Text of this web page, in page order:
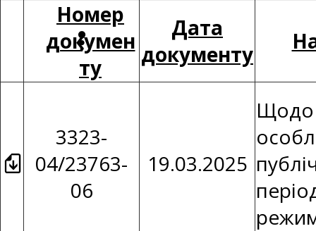
Номер
докумен
ту
Дата
документу
3323-
04/23763-
06
19.03.2025
Щодо